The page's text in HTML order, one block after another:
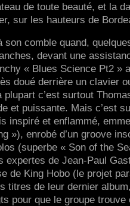
de toute beauté, et la
sur les hauteurs de
son comble quand,
devant une
« Blues Science Pt2 »
doué derrière un clavier
plupart c’est surtout
et puissante. Mais c’est
inspiré et enflammé,
»), enrobé d’un groove
(superbe « Son of the
expertes de Jean-Paul
de King Hobo (le projet
titres de leur dernier
pour que le groupe